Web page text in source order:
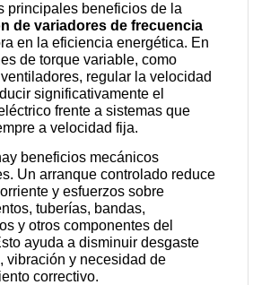
principales beneficios de la
de variadores de frecuencia
en la eficiencia energética. En
de torque variable, como
regular la velocidad
significativamente el
frente a sistemas que
a velocidad fija.
beneficios mecánicos
Un arranque controlado reduce
y esfuerzos sobre
tuberías, bandas,
y otros componentes del
ayuda a disminuir desgaste
vibración y necesidad de
correctivo.